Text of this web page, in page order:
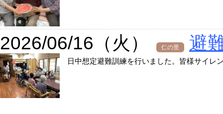
2026/06/16（火） 仁の里 避
日中想定避難訓練を行いました。皆様サイレ